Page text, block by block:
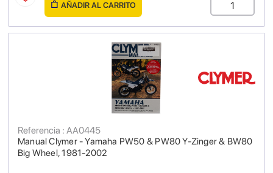
AÑADIR AL CARRITO
Manual Clymer - Yamaha PW50 & PW80 Y-Zinger & BW80
Big Wheel, 1981-2002
Referencia : AA0445